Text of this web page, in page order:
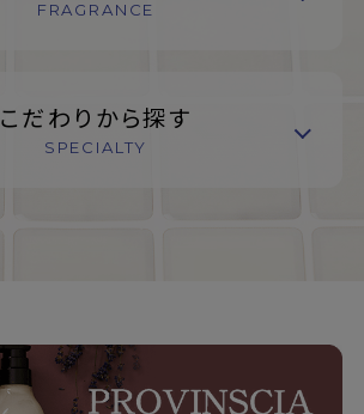
FRAGRANCE
こだわりから探す
SPECIALTY